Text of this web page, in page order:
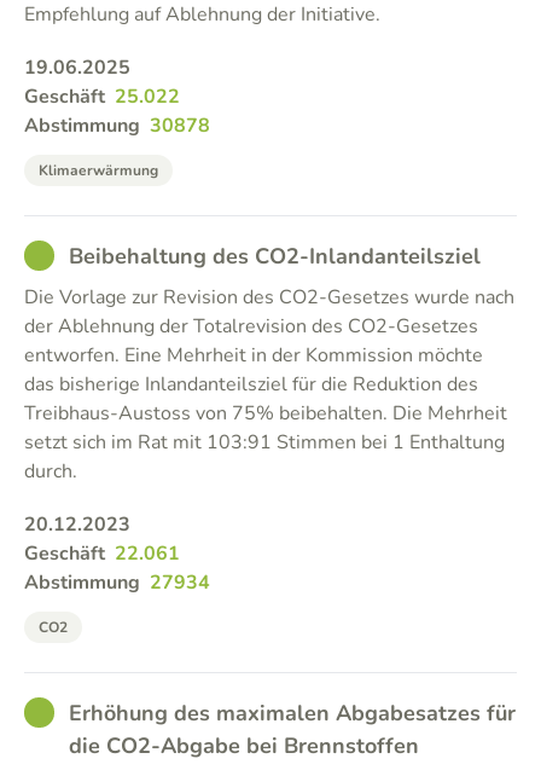
Empfehlung auf Ablehnung der Initiative.
19.06.2025
Geschäft 25.022
Abstimmung 30878
Klimaerwärmung
GOODBeibehaltung des CO2-Inlandanteilsziel
Die Vorlage zur Revision des CO2-Gesetzes wurde nach
der Ablehnung der Totalrevision des CO2-Gesetzes
entworfen. Eine Mehrheit in der Kommission möchte
das bisherige Inlandanteilsziel für die Reduktion des
Treibhaus-Austoss von 75% beibehalten. Die Mehrheit
setzt sich im Rat mit 103:91 Stimmen bei 1 Enthaltung
durch.
20.12.2023
Geschäft 22.061
Abstimmung 27934
CO2
GOODErhöhung des maximalen Abgabesatzes für
die CO2-Abgabe bei Brennstoffen